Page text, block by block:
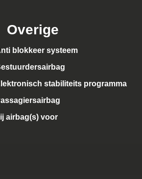
Overige
blokkeer systeem
stabiliteits programma
airbag(s) voor